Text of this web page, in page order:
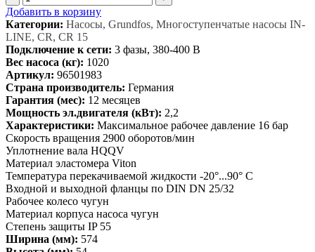
Добавить в корзину
Категории: Насосы, Grundfos, Многоступенчатые насосы IN-
LINE, CR, CR 15
Подключение к сети: 3 фазы, 380-400 В
Вес насоса (кг): 1020
Артикул: 96501983
Страна производитель: Германия
Гарантия (мес): 12 месяцев
Мощность эл.двигателя (кВт): 2,2
Характеристики: Максимальное рабочее давление 16 бар
Скорость вращения 2900 оборотов/мин
Уплотнение вала HQQV
Материал эластомера Viton
Температура перекачиваемой жидкости -20°...90° C
Входной и выходной фланцы по DIN DN 25/32
Рабочее колесо чугун
Материал корпуса насоса чугун
Степень защиты IP 55
Ширина (мм): 574